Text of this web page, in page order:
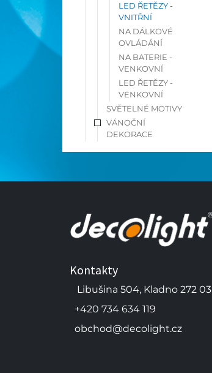
LED ŘETĚZY -
VNITŘNÍ
NA DÁLKOVÉ
OVLÁDÁNÍ
NA BATERIE -
VENKOVNÍ
LED ŘETĚZY -
VENKOVNÍ
SVĚTELNÉ MOTIVY
VÁNOČNÍ
DEKORACE
Kontakty
Libušina 504, Kladno 272 03
+420 734 634 119
obchod@decolight.cz